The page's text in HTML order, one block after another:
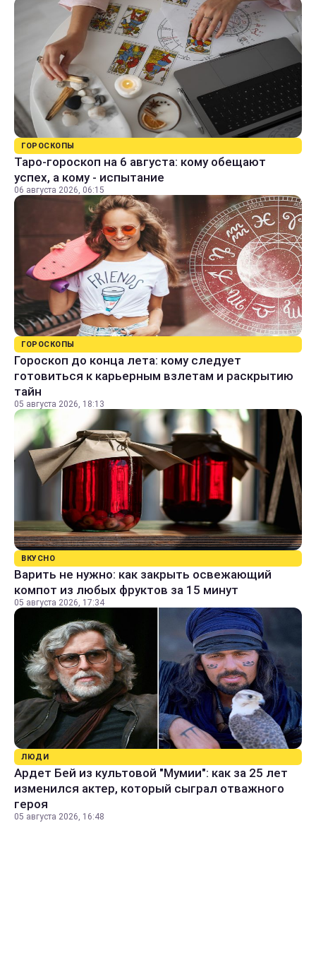
ГОРОСКОПЫ
Таро-гороскоп на 6 августа: кому обещают
успех, а кому - испытание
06 августа 2026, 06:15
ГОРОСКОПЫ
Гороскоп до конца лета: кому следует
готовиться к карьерным взлетам и раскрытию
тайн
05 августа 2026, 18:13
ВКУСНО
Варить не нужно: как закрыть освежающий
компот из любых фруктов за 15 минут
05 августа 2026, 17:34
ЛЮДИ
Ардет Бей из культовой "Мумии": как за 25 лет
изменился актер, который сыграл отважного
героя
05 августа 2026, 16:48